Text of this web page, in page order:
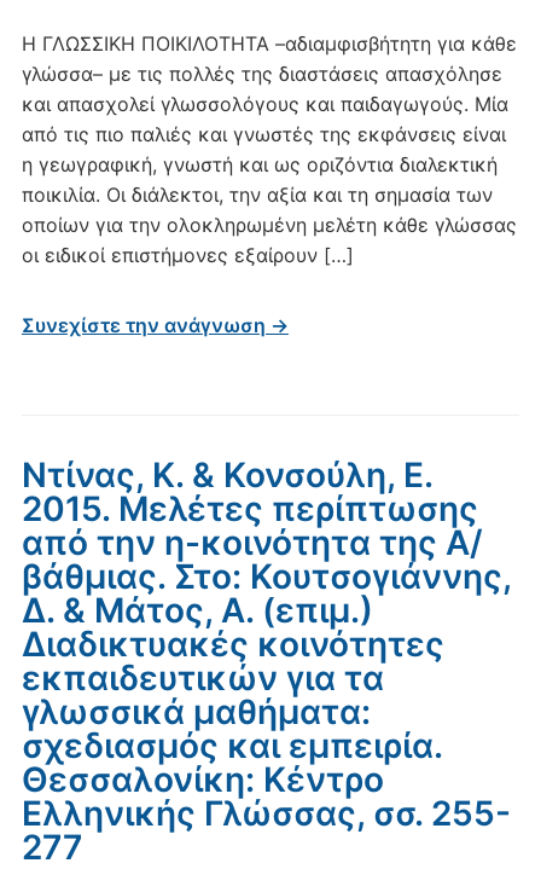
H ΓΛΩΣΣΙΚΗ ΠΟΙΚΙΛΟΤΗΤΑ –αδιαμφισβήτητη για κάθε
γλώσσα– με τις πολλές της διαστάσεις απασχόλησε
και απασχολεί γλωσσολόγους και παιδαγωγούς. Μία
από τις πιο παλιές και γνωστές της εκφάνσεις είναι
η γεωγραφική, γνωστή και ως οριζόντια διαλεκτική
ποικιλία. Οι διάλεκτοι, την αξία και τη σημασία των
οποίων για την ολοκληρωμένη μελέτη κάθε γλώσσας
οι ειδικοί επιστήμονες εξαίρουν […]
Συνεχίστε την ανάγνωση →
Ντίνας, Κ. & Κονσούλη, Ε.
2015. Μελέτες περίπτωσης
από την η-κοινότητα της Α/
βάθμιας. Στο: Κουτσογιάννης,
Δ. & Μάτος, Α. (επιμ.)
Διαδικτυακές κοινότητες
εκπαιδευτικών για τα
γλωσσικά μαθήματα:
σχεδιασμός και εμπειρία.
Θεσσαλονίκη: Κέντρο
Ελληνικής Γλώσσας, σσ. 255-
277